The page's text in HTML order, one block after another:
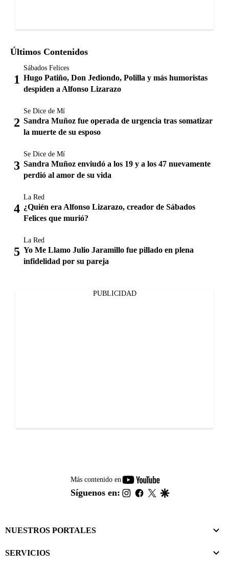
Últimos Contenidos
Sábados Felices
Hugo Patiño, Don Jediondo, Polilla y más humoristas
despiden a Alfonso Lizarazo
Se Dice de Mí
Sandra Muñoz fue operada de urgencia tras somatizar
la muerte de su esposo
Se Dice de Mí
Sandra Muñoz enviudó a los 19 y a los 47 nuevamente
perdió al amor de su vida
La Red
¿Quién era Alfonso Lizarazo, creador de Sábados
Felices que murió?
La Red
Yo Me Llamo Julio Jaramillo fue pillado en plena
infidelidad por su pareja
PUBLICIDAD
Más contenido en
youtube-
footer
Síguenos en: instagram
facebook
twitter
NUESTROS PORTALES
SERVICIOS